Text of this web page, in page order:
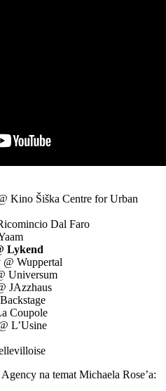
Kino Šiška Centre for Urban
Dal Faro
Lykend
@ Wuppertal
Universum
JAzzhaus
Coupole
L’Usine
na temat Michaela Rose’a: